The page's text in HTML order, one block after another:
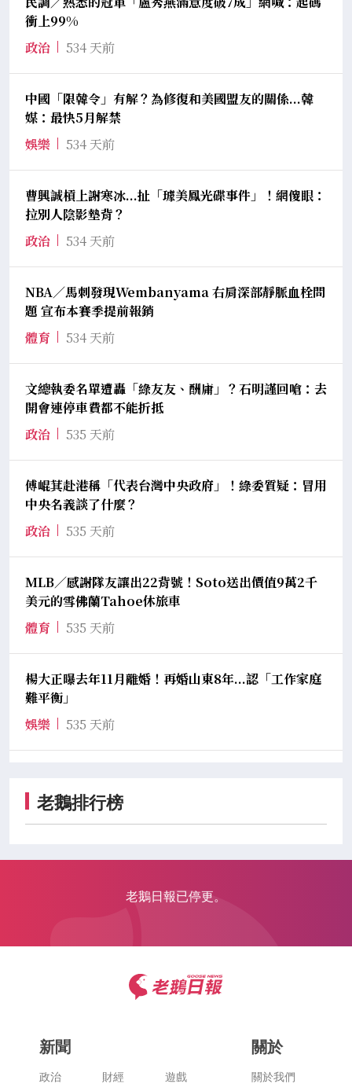
衝上99%
政治
534 天前
中國「限韓令」有解？為修復和美國盟友的關係...韓
媒：最快5月解禁
娛樂
534 天前
曹興誠槓上謝寒冰...扯「璩美鳳光碟事件」！網傻眼：
拉別人陰影墊背？
政治
534 天前
NBA／馬刺發現Wembanyama 右肩深部靜脈血栓問
題 宣布本賽季提前報銷
體育
534 天前
文總執委名單遭轟「綠友友、酬庸」？石明謹回嗆：去
開會連停車費都不能折抵
政治
535 天前
傅崐萁赴港稱「代表台灣中央政府」！綠委質疑：冒用
中央名義談了什麼？
政治
535 天前
MLB／感謝隊友讓出22背號！Soto送出價值9萬2千
美元的雪佛蘭Tahoe休旅車
體育
535 天前
楊大正曝去年11月離婚！再婚山東8年...認「工作家庭
難平衡」
娛樂
535 天前
老鵝排行榜
老鵝日報已停更。
新聞
政治 財經 遊戲
關於
關於我們